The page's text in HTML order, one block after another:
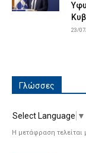
23/
Γλώσσες
Select Language ▼
Η μετάφραση τελείται